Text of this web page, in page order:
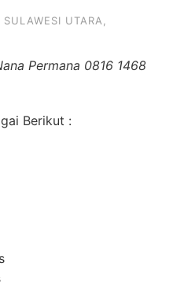
SULAWESI UTARA
Permana 0816 1468
Berikut :